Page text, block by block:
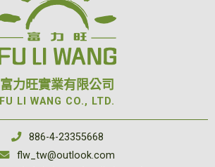
富力旺實業有限公司
FU LI WANG CO., LTD.
886-4-23355668
flw_tw@outlook.com